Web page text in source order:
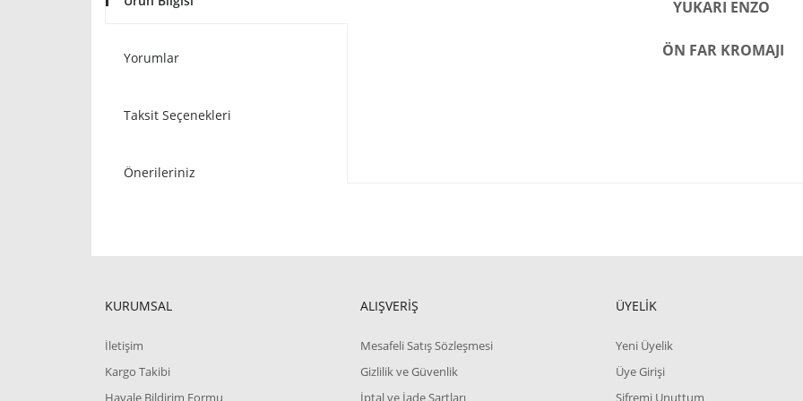
Yorumlar
Taksit Seçenekleri
Önerileriniz
YUKARI ENZO
ÖN FAR KROMAJI
KURUMSAL
İletişim
Kargo Takibi
Havale Bildirim Formu
ALIŞVERİŞ
Mesafeli Satış Sözleşmesi
Gizlilik ve Güvenlik
İptal ve İade Şartları
ÜYELİK
Yeni Üyelik
Üye Girişi
Şifremi Unuttum